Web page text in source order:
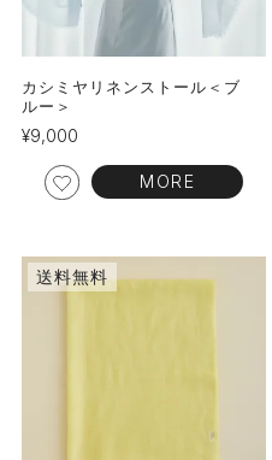
カシミヤリネンストール＜ブ
ルー＞
¥9,000
MORE
送料無料